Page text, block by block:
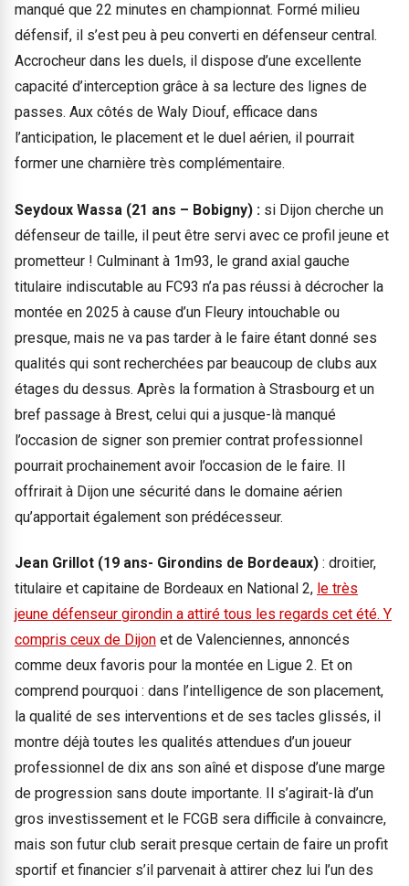
manqué que 22 minutes en championnat. Formé milieu
défensif, il s’est peu à peu converti en défenseur central.
Accrocheur dans les duels, il dispose d’une excellente
capacité d’interception grâce à sa lecture des lignes de
passes. Aux côtés de Waly Diouf, efficace dans
l’anticipation, le placement et le duel aérien, il pourrait
former une charnière très complémentaire.
Seydoux Wassa (21 ans – Bobigny) : si Dijon cherche un
défenseur de taille, il peut être servi avec ce profil jeune et
prometteur ! Culminant à 1m93, le grand axial gauche
titulaire indiscutable au FC93 n’a pas réussi à décrocher la
montée en 2025 à cause d’un Fleury intouchable ou
presque, mais ne va pas tarder à le faire étant donné ses
qualités qui sont recherchées par beaucoup de clubs aux
étages du dessus. Après la formation à Strasbourg et un
bref passage à Brest, celui qui a jusque-là manqué
l’occasion de signer son premier contrat professionnel
pourrait prochainement avoir l’occasion de le faire. Il
offrirait à Dijon une sécurité dans le domaine aérien
qu’apportait également son prédécesseur.
Jean Grillot (19 ans- Girondins de Bordeaux) : droitier,
titulaire et capitaine de Bordeaux en National 2, le très
jeune défenseur girondin a attiré tous les regards cet été. Y
compris ceux de Dijon et de Valenciennes, annoncés
comme deux favoris pour la montée en Ligue 2. Et on
comprend pourquoi : dans l’intelligence de son placement,
la qualité de ses interventions et de ses tacles glissés, il
montre déjà toutes les qualités attendues d’un joueur
professionnel de dix ans son aîné et dispose d’une marge
de progression sans doute importante. Il s’agirait-là d’un
gros investissement et le FCGB sera difficile à convaincre,
mais son futur club serait presque certain de faire un profit
sportif et financier s’il parvenait à attirer chez lui l’un des